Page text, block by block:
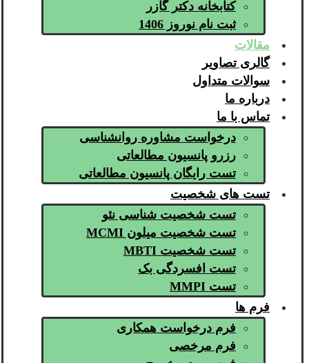
کتابخانه دکتر گازر
ثبت نام نوروز 1406
مقالات
گالری تصاویر
سوالات متداول
درباره ما
تماس با ما
درخواست مشاوره روانشناسی
رزرو پانسیون مطالعاتی
تست رایگان پانسیون مطالعاتی
تست های شخصیت
تست شخصیت شناسی نئو
تست شخصیت میلون MCMI
تست شخصیت MBTI
تست افسردگی بک
تست MMPI
فرم ها
فرم درخواست همکاری
فرم مرخصی